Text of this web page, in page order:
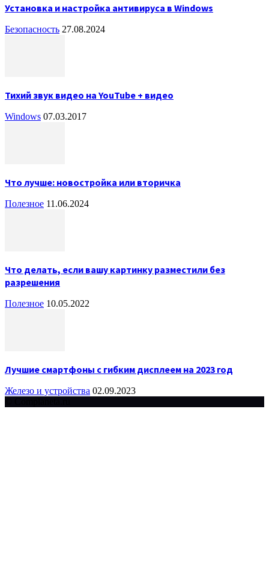
Установка и настройка антивируса в Windows
Безопасность 27.08.2024
Тихий звук видео на YouTube + видео
Windows 07.03.2017
Что лучше: новостройка или вторичка
Полезное 11.06.2024
Что делать, если вашу картинку разместили без
разрешения
Полезное 10.05.2022
Лучшие смартфоны с гибким дисплеем на 2023 год
Железо и устройства 02.09.2023